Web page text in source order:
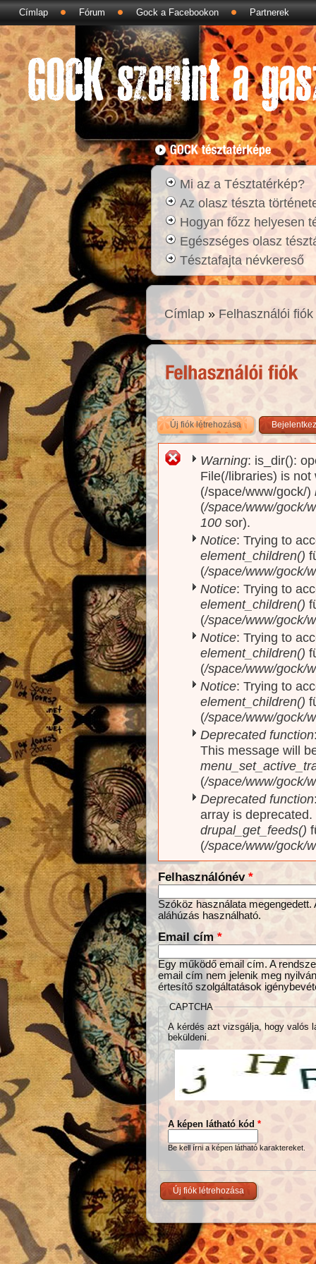
Címlap Fórum Gock a Facebookon Partnerek
Mi az a Tésztatérkép?
Az olasz tészta
Hogyan főzz helyesen
Egészséges olasz
Tésztafajta névkereső
Címlap » Felhasználói fiók
Új fiók létrehozása(aktív fül)
Hibaüzenet
Warning: is_dir():
File(/libraries) is
(/space/www/gock/)
(/space/www/gock/
100 sor).
Notice: Trying to
element_children()
(/space/www/gock/
Notice: Trying to
element_children()
(/space/www/gock/
Notice: Trying to
element_children()
(/space/www/gock/
Notice: Trying to
element_children()
(/space/www/gock/
Deprecated function
This message will
(/space/www/gock/
Deprecated function
array is
drupal_get_feeds()
(/space/www/gock/
Felhasználónév *
Szóköz használata
aláhúzás használható.
Email cím *
Egy működő email cím. A
email cím nem jelenik meg
értesítő szolgáltatások
CAPTCHA
A kérdés azt vizsgálja, hogy valós
beküldeni.
A képen látható kód *
Be kell írni a képen látható karaktereket.